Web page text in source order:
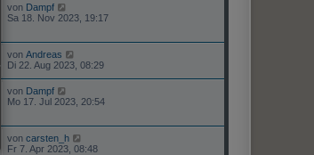
von Dampf
Sa 18. Nov 2023, 19:17
von Andreas
Di 22. Aug 2023, 08:29
von Dampf
Mo 17. Jul 2023, 20:54
von carsten_h
Fr 7. Apr 2023, 08:48